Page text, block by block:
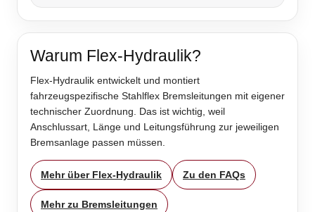
Warum Flex-Hydraulik?
Flex-Hydraulik entwickelt und montiert
fahrzeugspezifische Stahlflex Bremsleitungen mit eigener
technischer Zuordnung. Das ist wichtig, weil
Anschlussart, Länge und Leitungsführung zur jeweiligen
Bremsanlage passen müssen.
Mehr über Flex-Hydraulik Zu den FAQs
Mehr zu Bremsleitungen